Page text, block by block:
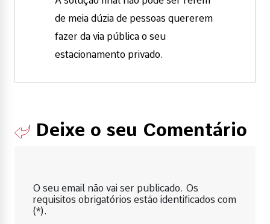
de meia dúzia de pessoas quererem
fazer da via pública o seu
estacionamento privado.
Deixe o seu Comentário
O seu email não vai ser publicado. Os
requisitos obrigatórios estão identificados com
(*).